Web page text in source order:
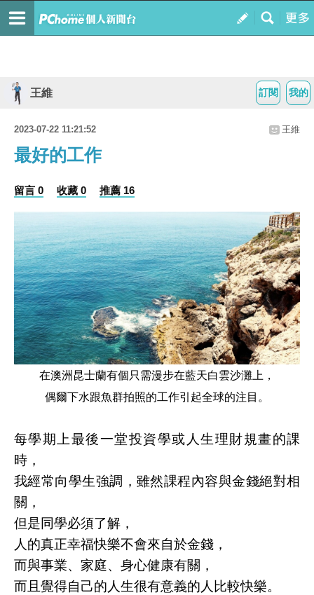
我的
訂閱
王維
2023-07-22 11:21:52 王維
最好的工作
留言 0 收藏 0 推薦 16
在澳洲昆士蘭有個只需漫步在藍天白雲沙灘上，
偶爾下水跟魚群拍照的工作引起全球的注目。
每學期上最後一堂投資學或人生理財規畫的課
時，
我經常向學生強調，雖然課程內容與金錢絕對相
關，
但是同學必須了解，
人的真正幸福快樂不會來自於金錢，
而與事業、家庭、身心健康有關，
而且覺得自己的人生很有意義的人比較快樂。